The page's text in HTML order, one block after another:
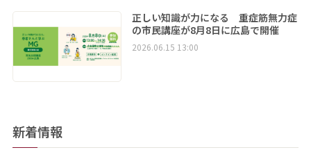
正しい知識が力になる 重症筋無力症
の市民講座が8月8日に広島で開催
2026.06.15 13:00
新着情報